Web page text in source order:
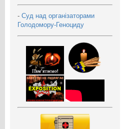
- Суд над організаторами
Голодомору-Геноциду